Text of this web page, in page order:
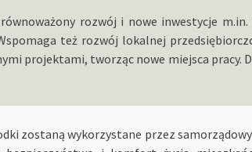
rozwój i nowe inwestycje
też rozwój lokalnej
projektami, tworząc nowe miejsca pracy.
zostaną wykorzystane przez